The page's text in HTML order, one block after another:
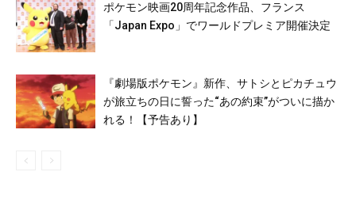
ポケモン映画20周年記念作品、フランス
「Japan Expo」でワールドプレミア開催決定
『劇場版ポケモン』新作、サトシとピカチュウ
が旅立ちの日に誓った“あの約束”がついに描か
れる！【予告あり】